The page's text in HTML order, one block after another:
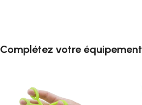
Complétez votre équipement